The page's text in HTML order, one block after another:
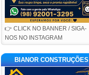
👉 CLICK NO BANNER / SIGA-
NOS NO INSTAGRAM
BIANOR CONSTRUÇÕES